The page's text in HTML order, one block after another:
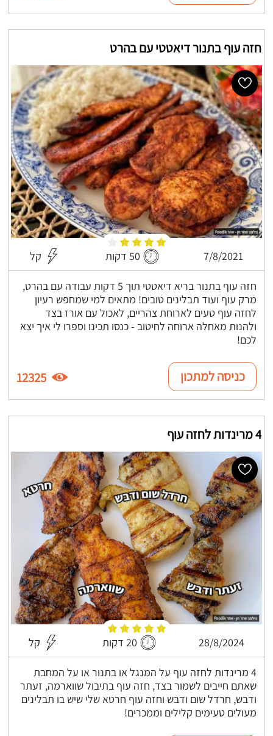
חזה עוף בתנור דיאטטי עם בהרט
7/8/2021 50 דקות קל
חזה עוף בתנור בריא דיאטטי תוך 5 דקות עבודה עם בהרט,
מרק עוף ועוד תבלינים טובים! מתאים למי שמחפש רעיון
לחזה עוף טעים לארוחת צהריים, לאכול עם אורז בצד
ולהנות מאחלה ארוחה לחיטוב - כנסו תכינו וספרו לי איך יצא
לכם!
כניסה למתכון 12325
4 מרינדות לחזה עוף
28/8/2024 20 דקות קל
4 מרינדות לחזה עוף על המנגל או בתנור או על המחבת
שאתם חייבים לשמור בצד, חזה עוף בתיבול שווארמה, זעתר
ודבש, חרדל שום ודבש וחזה עוף חרטא שלי שיש בו תבלינים
מעולים טעימים קלילים וממכרים!